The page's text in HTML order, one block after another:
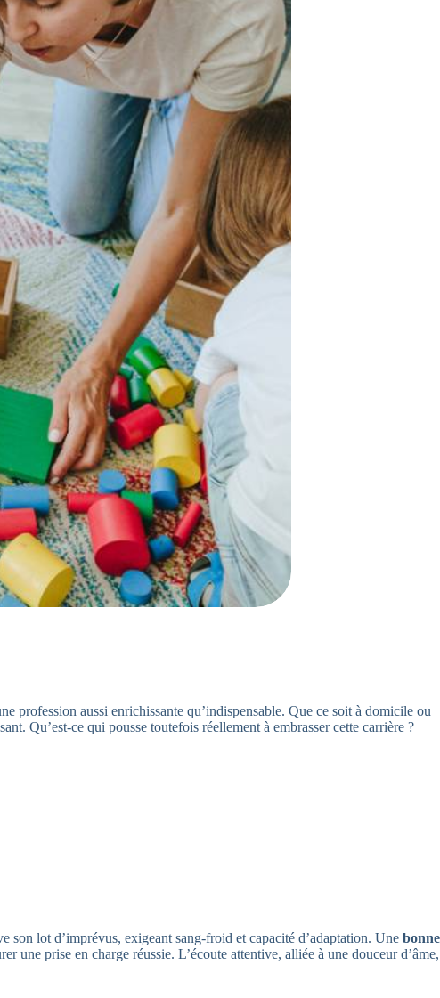
profession aussi enrichissante qu’indispensable. Que ce soit à domicile ou
Qu’est-ce qui pousse toutefois réellement à embrasser cette carrière ?
son lot d’imprévus, exigeant sang-froid et capacité d’adaptation. Une bonne
une prise en charge réussie. L’écoute attentive, alliée à une douceur d’âme,